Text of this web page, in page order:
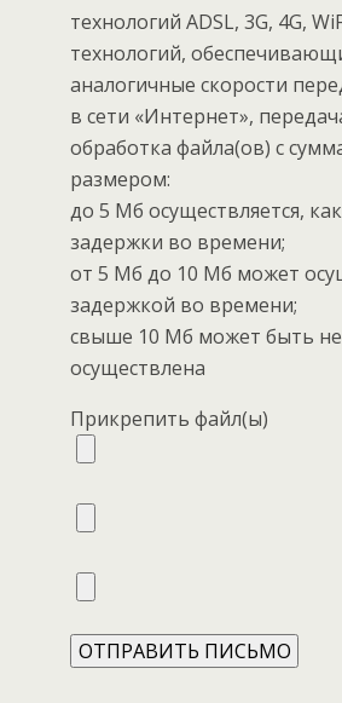
технологий ADSL, 3G, 4G,
технологий,
аналогичные скорости
в сети «Интернет»,
обработка файла(ов) с
размером:
до 5 Мб осуществляется,
задержки во времени;
от 5 Мб до 10 Мб может
задержкой во времени;
свыше 10 Мб может быть не
осуществлена
Прикрепить файл(ы)